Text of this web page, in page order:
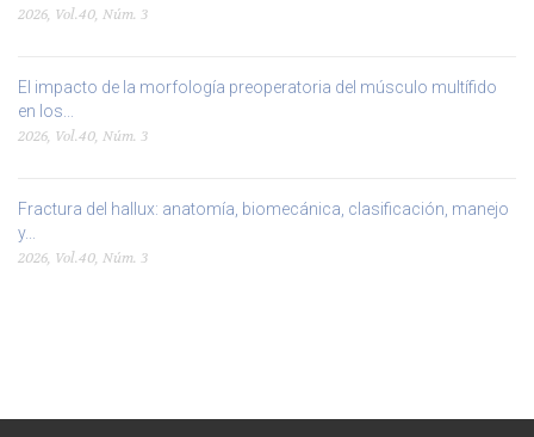
2026, Vol.40, Núm. 3
El impacto de la morfología preoperatoria del músculo multífido
en los...
2026, Vol.40, Núm. 3
Fractura del hallux: anatomía, biomecánica, clasificación, manejo
y...
2026, Vol.40, Núm. 3